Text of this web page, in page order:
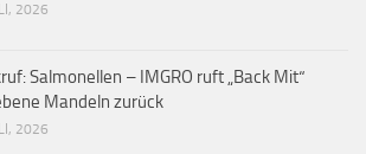
2026
Salmonellen – IMGRO ruft „Back Mit“
Mandeln zurück
2026